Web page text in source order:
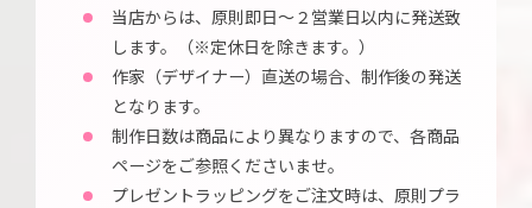
当店からは、原則即日～２営業日以内に発送致
します。（※定休日を除きます。）
作家（デザイナー）直送の場合、制作後の発送
となります。
制作日数は商品により異なりますので、各商品
ページをご参照くださいませ。
プレゼントラッピングをご注文時は、原則プラ